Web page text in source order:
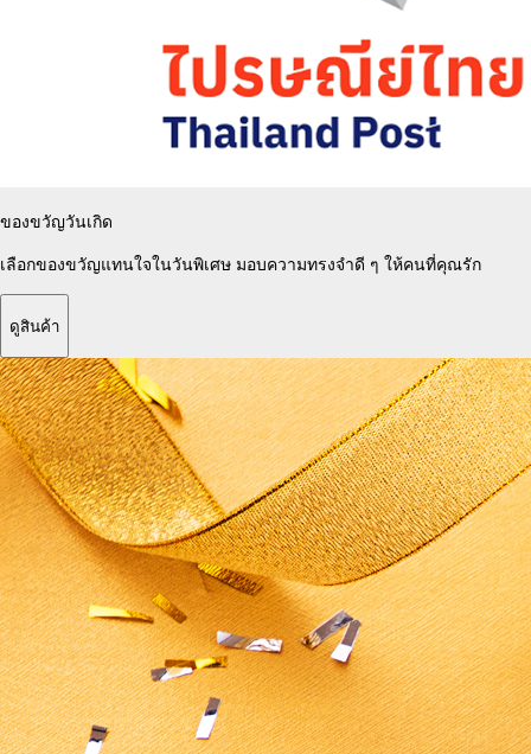
ของขวัญวันเกิด
เลือกของขวัญแทนใจในวันพิเศษ มอบความทรงจำดี ๆ ให้คนที่คุณรัก
ดูสินค้า